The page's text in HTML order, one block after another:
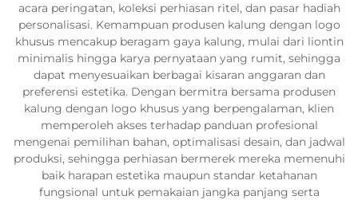
acara peringatan, koleksi perhiasan ritel, dan pasar hadiah
personalisasi. Kemampuan produsen kalung dengan logo
khusus mencakup beragam gaya kalung, mulai dari liontin
minimalis hingga karya pernyataan yang rumit, sehingga
dapat menyesuaikan berbagai kisaran anggaran dan
preferensi estetika. Dengan bermitra bersama produsen
kalung dengan logo khusus yang berpengalaman, klien
memperoleh akses terhadap panduan profesional
mengenai pemilihan bahan, optimalisasi desain, dan jadwal
produksi, sehingga perhiasan bermerek mereka memenuhi
baik harapan estetika maupun standar ketahanan
fungsional untuk pemakaian jangka panjang serta